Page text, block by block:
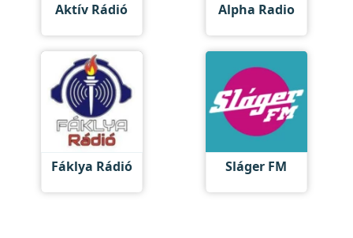
Aktív Rádió Alpha Radio
Fáklya Rádió Sláger FM